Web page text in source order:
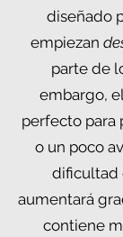
diseñado
empiezan
parte de
embargo,
perfecto para
o un poco
dificultad
aumentará
contiene